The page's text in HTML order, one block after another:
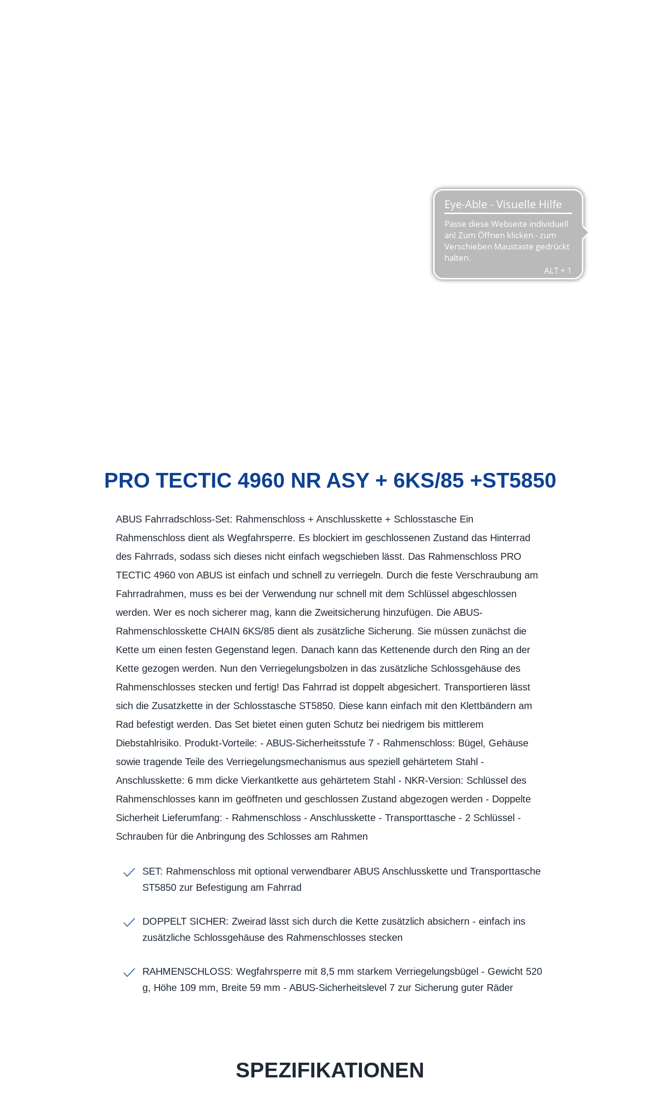
PRO TECTIC 4960 NR ASY + 6KS/85 +ST5850
ABUS Fahrradschloss-Set: Rahmenschloss + Anschlusskette + Schlosstasche Ein
Rahmenschloss dient als Wegfahrsperre. Es blockiert im geschlossenen Zustand das Hinterrad
des Fahrrads, sodass sich dieses nicht einfach wegschieben lässt. Das Rahmenschloss PRO
TECTIC 4960 von ABUS ist einfach und schnell zu verriegeln. Durch die feste Verschraubung am
Fahrradrahmen, muss es bei der Verwendung nur schnell mit dem Schlüssel abgeschlossen
werden. Wer es noch sicherer mag, kann die Zweitsicherung hinzufügen. Die ABUS-
Rahmenschlosskette CHAIN 6KS/85 dient als zusätzliche Sicherung. Sie müssen zunächst die
Kette um einen festen Gegenstand legen. Danach kann das Kettenende durch den Ring an der
Kette gezogen werden. Nun den Verriegelungsbolzen in das zusätzliche Schlossgehäuse des
Rahmenschlosses stecken und fertig! Das Fahrrad ist doppelt abgesichert. Transportieren lässt
sich die Zusatzkette in der Schlosstasche ST5850. Diese kann einfach mit den Klettbändern am
Rad befestigt werden. Das Set bietet einen guten Schutz bei niedrigem bis mittlerem
Diebstahlrisiko. Produkt-Vorteile: - ABUS-Sicherheitsstufe 7 - Rahmenschloss: Bügel, Gehäuse
sowie tragende Teile des Verriegelungsmechanismus aus speziell gehärtetem Stahl -
Anschlusskette: 6 mm dicke Vierkantkette aus gehärtetem Stahl - NKR-Version: Schlüssel des
Rahmenschlosses kann im geöffneten und geschlossen Zustand abgezogen werden - Doppelte
Sicherheit Lieferumfang: - Rahmenschloss - Anschlusskette - Transporttasche - 2 Schlüssel -
Schrauben für die Anbringung des Schlosses am Rahmen
SET: Rahmenschloss mit optional verwendbarer ABUS Anschlusskette und Transporttasche
ST5850 zur Befestigung am Fahrrad
DOPPELT SICHER: Zweirad lässt sich durch die Kette zusätzlich absichern - einfach ins
zusätzliche Schlossgehäuse des Rahmenschlosses stecken
RAHMENSCHLOSS: Wegfahrsperre mit 8,5 mm starkem Verriegelungsbügel - Gewicht 520
g, Höhe 109 mm, Breite 59 mm - ABUS-Sicherheitslevel 7 zur Sicherung guter Räder
SPEZIFIKATIONEN